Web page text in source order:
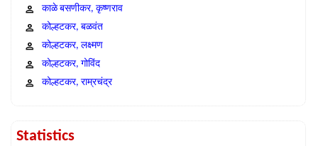
काळे बसणीकर, कृष्णराव
कोल्हटकर, बळवंत
कोल्हटकर, लक्ष्मण
कोल्हटकर, गोविंद
कोल्हटकर, राम्रचंद्र
Statistics